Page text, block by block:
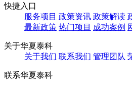
快捷入口
服务项目 政策资讯 政策解读
最新政策 热门项目 成功案例
关于华夏泰科
关于我们 联系我们 管理团队
联系华夏泰科